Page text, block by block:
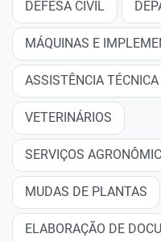
DEFESA CIVÍL
MÁQUINAS E
ASSISTÊNCIA
VETERINÁRIOS
SERVIÇOS
MUDAS DE PLANTAS
ELABORAÇÃO DE